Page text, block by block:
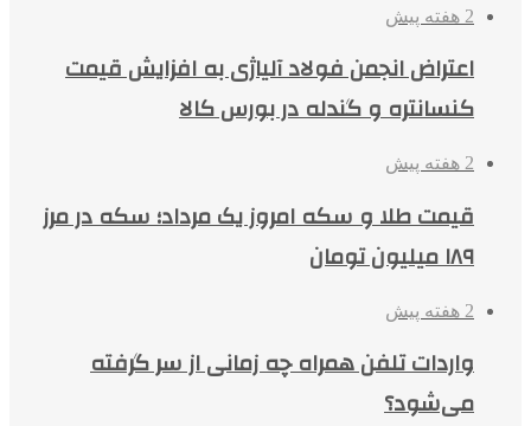
2 هفته پیش
اعتراض انجمن فولاد آلیاژی به افزایش قیمت
کنسانتره و گندله در بورس کالا
2 هفته پیش
قیمت طلا و سکه امروز یک مرداد؛ سکه در مرز
۱۸۹ میلیون تومان
2 هفته پیش
واردات تلفن همراه چه زمانی از سر گرفته
می‌شود؟